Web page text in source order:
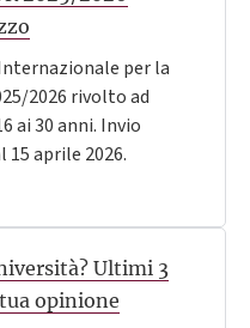
per la
2026 rivolto ad
ai 30 anni. Invio
15 aprile 2026.
Ultimi 3
opinione